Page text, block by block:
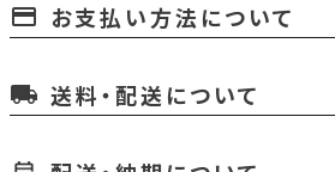
payment お支払い方法について
local_shipping 送料・配送について